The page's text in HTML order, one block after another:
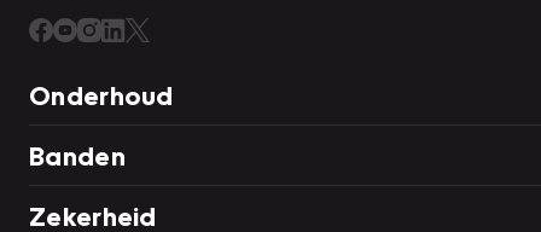
Onderhoud
Banden
Zekerheid